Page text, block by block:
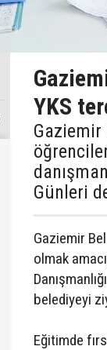
YKS
Gaziemir
Günleri
Gaziemir
olmak
belediyeyi
Eğitimde